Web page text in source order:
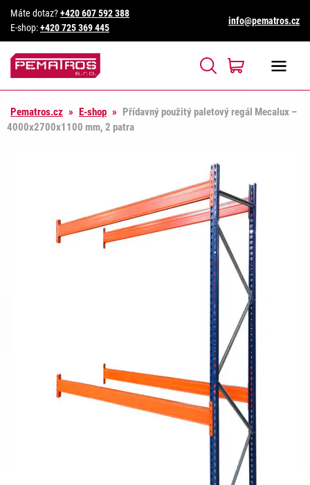
Máte dotaz?+420 607 592 388
E-shop:+420 725 369 445
info@pematros.cz
Pematros.cz » E-shop » Přídavný použitý paletový regál Mecalux –
4000x2700x1100 mm, 2 patra